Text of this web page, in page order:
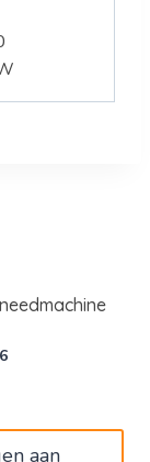
Huidige
aan